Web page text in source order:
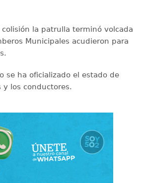
la patrulla terminó volcada
Municipales acudieron para
se ha oficializado el estado de
y los conductores.